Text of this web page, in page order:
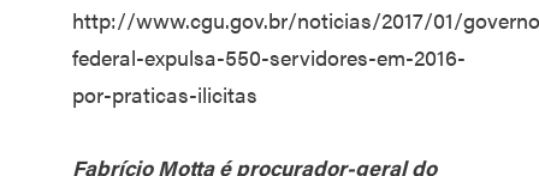
http://www.cgu.gov.br/noticias/2017/01/
federal-expulsa-550-servidores-em-2016-
por-praticas-ilicitas
Fabrício Motta é procurador-geral do